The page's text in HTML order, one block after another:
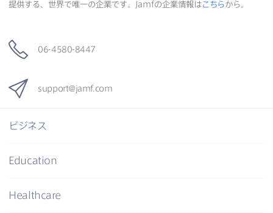
提供する、​世界で​唯一の​企業です。
Jamfの​企業情報はこちらから。
06-4580-8447
support@jamf. com
ビジネス
Education
Healthcare